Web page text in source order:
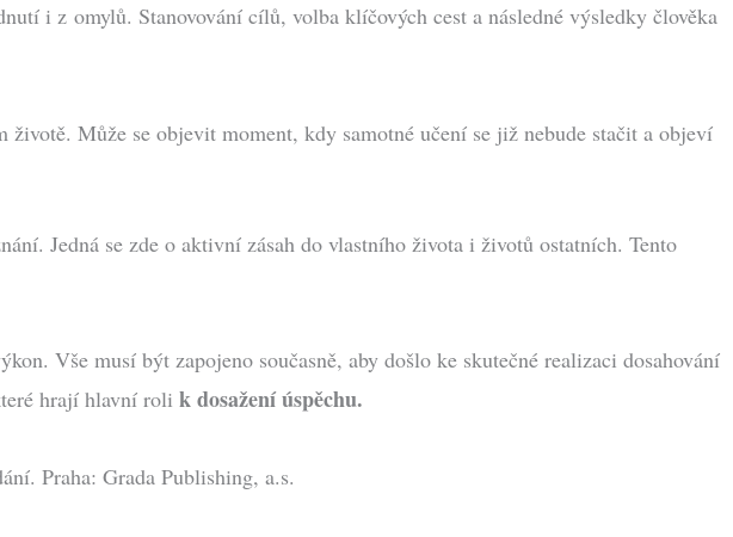
i z omylů. Stanovování cílů, volba klíčových cest a následné výsledky člověka
Může se objevit moment, kdy samotné učení se již nebude stačit a objeví
Jedná se zde o aktivní zásah do vlastního života i životů ostatních. Tento
Vše musí být zapojeno současně, aby došlo ke skutečné realizaci dosahování
hrají hlavní roli k dosažení úspěchu.
Praha: Grada Publishing, a.s.